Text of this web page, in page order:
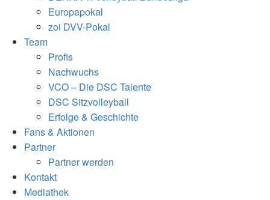
Europapokal
zoi DVV-Pokal
Team
Profis
Nachwuchs
VCO – Die DSC Talente
DSC Sitzvolleyball
Erfolge & Geschichte
Fans & Aktionen
Partner
Partner werden
Kontakt
Mediathek